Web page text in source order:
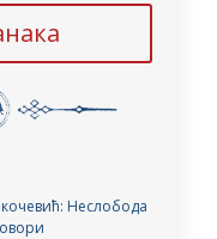
Неслобода